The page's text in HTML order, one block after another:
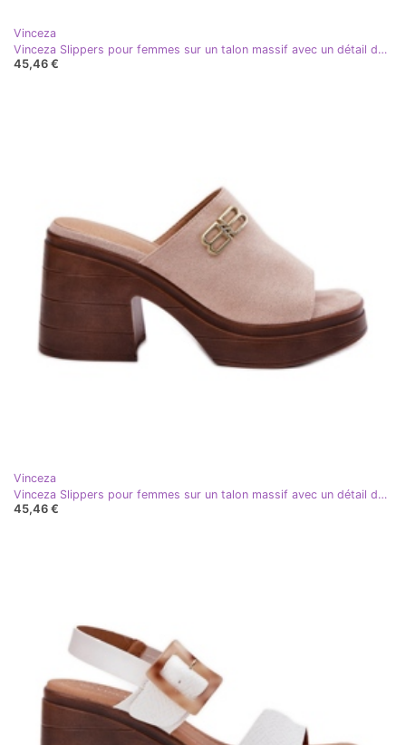
Vinceza
Vinceza Slippers pour femmes sur un talon massif avec un détail doré de Vincez 17400 noir
45,46 €
Vinceza
Vinceza Slippers pour femmes sur un talon massif avec un détail doré de Vincez 17400 Beige
45,46 €